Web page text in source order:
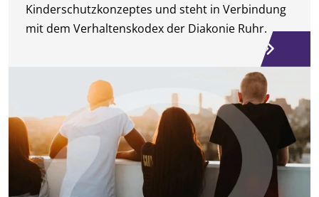
Kinderschutzkonzeptes und steht in Verbindung
mit dem Verhaltenskodex der Diakonie Ruhr.